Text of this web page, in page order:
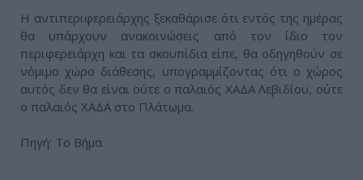
Η αντιπεριφερειάρχης ξεκαθάρισε ότι εντός της ημέρας
θα υπάρχουν ανακοινώσεις από τον ίδιο τον
περιφερειάρχη και τα σκουπίδια είπε, θα οδηγηθούν σε
νόμιμο χώρο διάθεσης, υπογραμμίζοντας ότι ο χώρος
αυτός δεν θα είναι ούτε ο παλαιός ΧΑΔΑ Λεβιδίου, ούτε
ο παλαιός ΧΑΔΑ στο Πλάτωμα.
Πηγή: Το Βήμα